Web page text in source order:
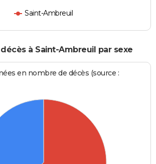
Saint-Ambreuil
à Saint-Ambreuil par sexe
en nombre de décès (source :